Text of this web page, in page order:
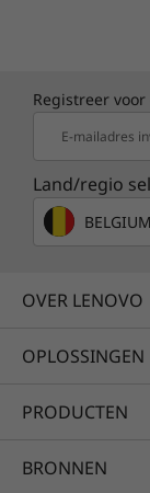
van
bent naar
Registreer
E-mailadres
Land/regio
OVER LENOVO
OPLOSSINGEN
PRODUCTEN
BRONNEN